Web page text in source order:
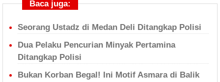
Baca juga:
Seorang Ustadz di Medan Deli Ditangkap Polisi
Dua Pelaku Pencurian Minyak Pertamina
Ditangkap Polisi
Bukan Korban Begal! Ini Motif Asmara di Balik